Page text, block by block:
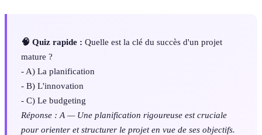
🧠 Quiz rapide : Quelle est la clé du succès d'un projet
mature ?
- A) La planification
- B) L'innovation
- C) Le budgeting
Réponse : A — Une planification rigoureuse est cruciale
pour orienter et structurer le projet en vue de ses objectifs.